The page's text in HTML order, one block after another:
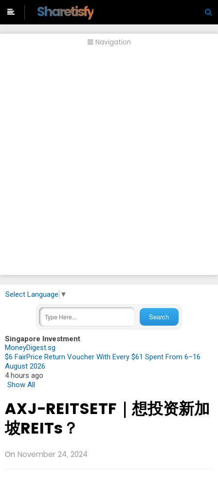
Sharetisfy
Navigation
Select Language ▼
Singapore Investment
MoneyDigest.sg
$6 FairPrice Return Voucher With Every $61 Spent From 6–16
August 2026
4 hours ago
Show All
AXJ-REITSETF｜想投资新加
坡REITs？
On November 24, 2024